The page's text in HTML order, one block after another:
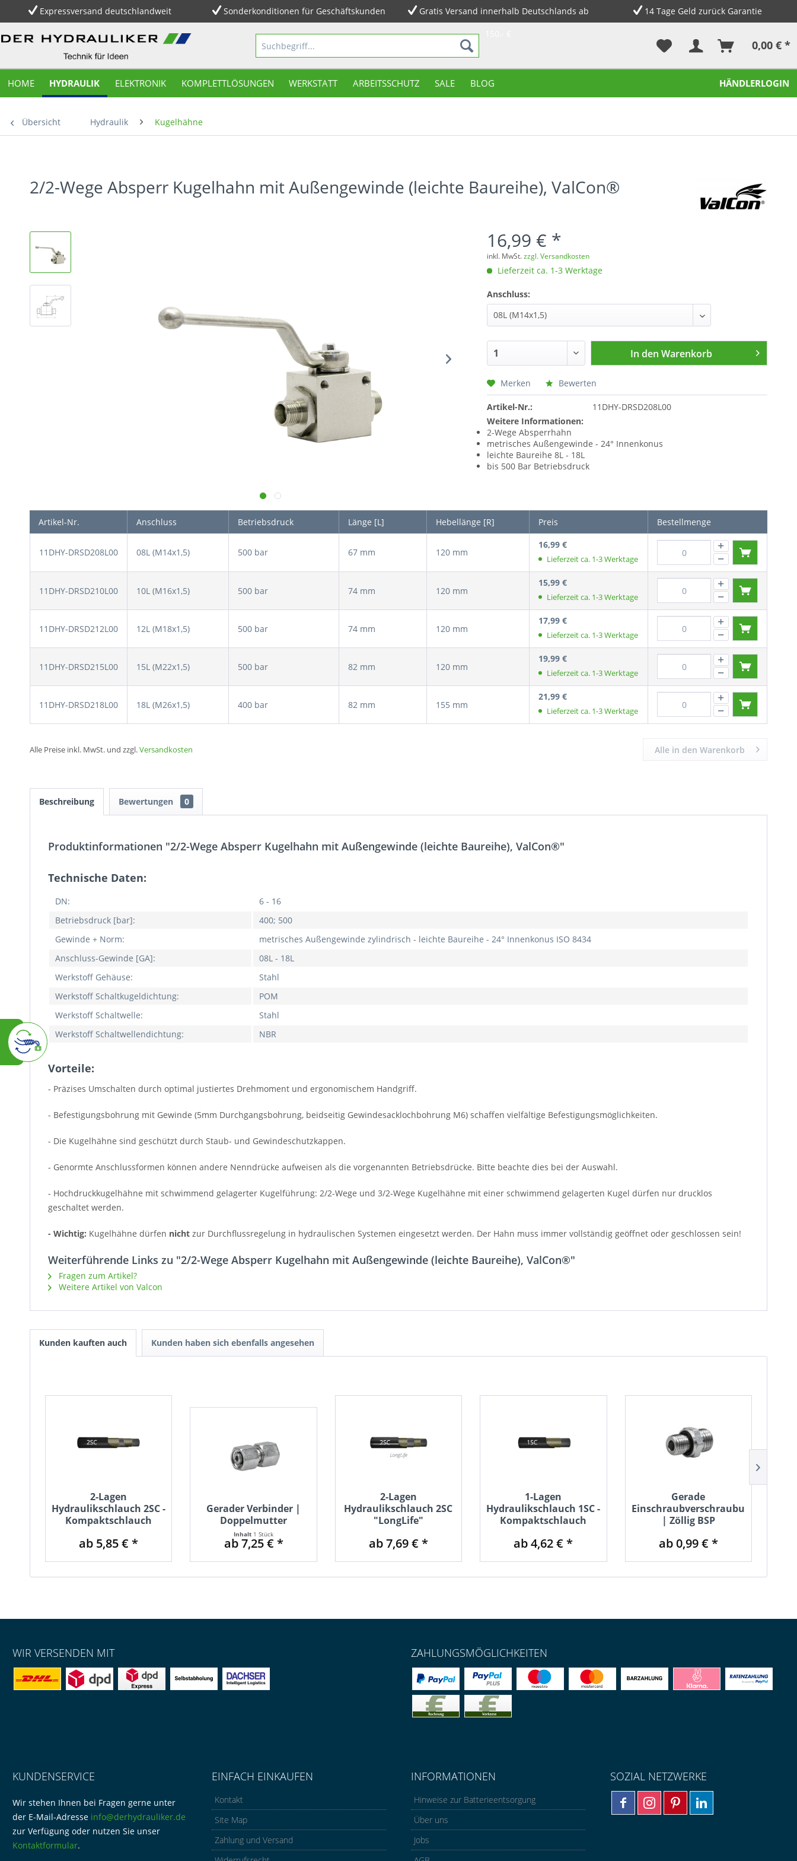
Expressversand deutschlandweit Sonderkonditionen für Geschäftskunden
Gratis Versand innerhalb Deutschlands ab
14 Tage Geld zurück Garantie
0,00 € *
HOME HYDRAULIK ELEKTRONIK KOMPLETTLÖSUNGEN WERKSTATT ARBEITSSCHUTZ SALE BLOG HÄNDLERLOGIN
Übersicht Hydraulik Kugelhähne
2/2-Wege Absperr Kugelhahn mit Außengewinde (leichte Baureihe), ValCon®
16,99 € *
inkl. MwSt.zzgl. Versandkosten
Lieferzeit ca. 1-3 Werktage
Anschluss:
In den Warenkorb
Merken Bewerten
Artikel-Nr.:
11DHY-DRSD208L00
Weitere Informationen:
2-Wege Absperrhahn
metrisches Außengewinde - 24° Innenkonus
leichte Baureihe 8L - 18L
bis 500 Bar Betriebsdruck
Artikel-Nr. Anschluss Betriebsdruck Länge [L] Hebellänge [R] Preis Bestellmenge
11DHY-DRSD208L00 08L (M14x1,5) 500 bar 67 mm 120 mm
16,99 €
Lieferzeit ca. 1-3 Werktage
11DHY-DRSD210L00 10L (M16x1,5) 500 bar 74 mm 120 mm
15,99 €
Lieferzeit ca. 1-3 Werktage
11DHY-DRSD212L00 12L (M18x1,5) 500 bar 74 mm 120 mm
17,99 €
Lieferzeit ca. 1-3 Werktage
11DHY-DRSD215L00 15L (M22x1,5) 500 bar 82 mm 120 mm
19,99 €
Lieferzeit ca. 1-3 Werktage
11DHY-DRSD218L00 18L (M26x1,5) 400 bar 82 mm 155 mm
21,99 €
Lieferzeit ca. 1-3 Werktage
Alle Preise inkl. MwSt. und zzgl.Versandkosten Alle in den Warenkorb
Beschreibung Bewertungen 0
Produktinformationen "2/2-Wege Absperr Kugelhahn mit Außengewinde (leichte Baureihe), ValCon®"
Technische Daten:
DN:
6 - 16
Betriebsdruck [bar]:
400; 500
Gewinde + Norm:
metrisches Außengewinde zylindrisch - leichte Baureihe - 24° Innenkonus ISO 8434
Anschluss-Gewinde [GA]:
08L - 18L
Werkstoff Gehäuse:
Stahl
Werkstoff Schaltkugeldichtung:
POM
Werkstoff Schaltwelle:
Stahl
Werkstoff Schaltwellendichtung:
NBR
Vorteile:
- Präzises Umschalten durch optimal justiertes Drehmoment und ergonomischem Handgriff.
- Befestigungsbohrung mit Gewinde (5mm Durchgangsbohrung, beidseitig Gewindesacklochbohrung M6) schaffen vielfältige Befestigungsmöglichkeiten.
- Die Kugelhähne sind geschützt durch Staub- und Gewindeschutzkappen.
- Genormte Anschlussformen können andere Nenndrücke aufweisen als die vorgenannten Betriebsdrücke. Bitte beachte dies bei der Auswahl.
- Hochdruckkugelhähne mit schwimmend gelagerter Kugelführung: 2/2-Wege und 3/2-Wege Kugelhähne mit einer schwimmend gelagerten Kugel dürfen nur drucklos
geschaltet werden.
- Wichtig: Kugelhähne dürfen nicht zur Durchflussregelung in hydraulischen Systemen eingesetzt werden. Der Hahn muss immer vollständig geöffnet oder geschlossen sein!
Weiterführende Links zu "2/2-Wege Absperr Kugelhahn mit Außengewinde (leichte Baureihe), ValCon®"
Fragen zum Artikel?
Weitere Artikel von Valcon
Kunden kauften auch Kunden haben sich ebenfalls angesehen
2-Lagen
Hydraulikschlauch 2SC -
Kompaktschlauch
ab 5,85 € *
Gerader Verbinder |
Doppelmutter
Inhalt 1 Stück
ab 7,25 € *
2-Lagen
Hydraulikschlauch 2SC
"LongLife"
ab 7,69 € *
1-Lagen
Hydraulikschlauch 1SC -
Kompaktschlauch
ab 4,62 € *
Gerade
Einschraubverschraubung
| Zöllig BSP
ab 0,99 € *
WIR VERSENDEN MIT ZAHLUNGSMÖGLICHKEITEN
KUNDENSERVICE
Wir stehen Ihnen bei Fragen gerne unter
der E-Mail-Adresse info@derhydrauliker.de
zur Verfügung oder nutzen Sie unser
Kontaktformular.
EINFACH EINKAUFEN
Kontakt
Site Map
Zahlung und Versand
INFORMATIONEN
Hinweise zur Batterieentsorgung
Über uns
Jobs
SOZIAL NETZWERKE